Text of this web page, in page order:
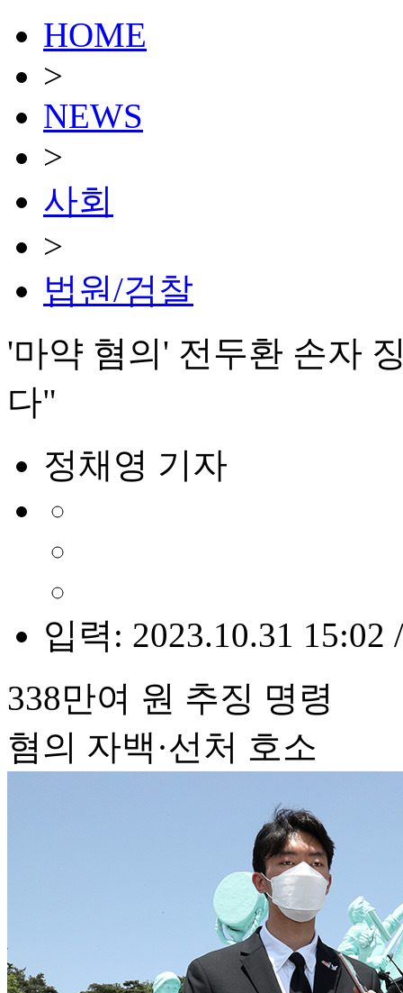
HOME
>
NEWS
>
사회
>
법원/검찰
'마약 혐의' 전두환 손자
다"
정채영 기자
입력: 2023.10.31 15:02
338만여 원 추징 명령
혐의 자백·선처 호소